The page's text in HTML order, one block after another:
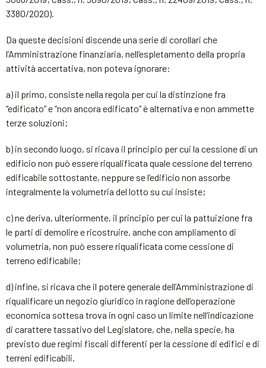
3380/2020).
Da queste decisioni discende una serie di corollari che
l’Amministrazione finanziaria, nell’espletamento della propria
attività accertativa, non poteva ignorare:
a) il primo, consiste nella regola per cui la distinzione fra
“edificato” e “non ancora edificato” è alternativa e non ammette
terze soluzioni;
b) in secondo luogo, si ricava il principio per cui la cessione di un
edificio non può essere riqualificata quale cessione del terreno
edificabile sottostante, neppure se l’edificio non assorbe
integralmente la volumetria del lotto su cui insiste;
c) ne deriva, ulteriormente, il principio per cui la pattuizione fra
le parti di demolire e ricostruire, anche con ampliamento di
volumetria, non può essere riqualificata come cessione di
terreno edificabile;
d) infine, si ricava che il potere generale dell’Amministrazione di
riqualificare un negozio giuridico in ragione dell’operazione
economica sottesa trova in ogni caso un limite nell’indicazione
di carattere tassativo del Legislatore, che, nella specie, ha
previsto due regimi fiscali differenti per la cessione di edifici e di
terreni edificabili.